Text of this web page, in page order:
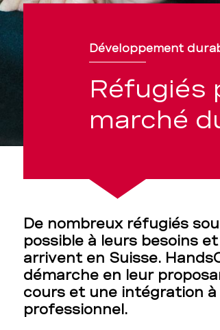
Développement
Réfugiés
marché
De nombreux réfugiés
possible à leurs besoins
arrivent en Suisse.
démarche en leur
cours et une intégration
professionnel.